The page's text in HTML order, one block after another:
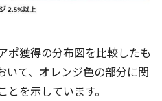
ポ獲得の分布図を比較したも
いて、オレンジ色の部分に関
を示しています。